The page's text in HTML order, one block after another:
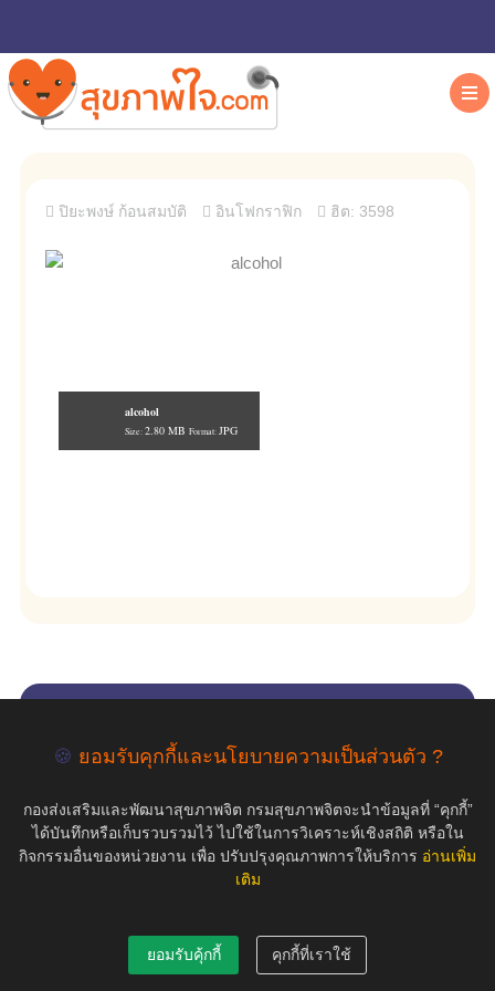
ปิยะพงษ์ ก้อนสมบัติ อินโฟกราฟิก ฮิต: 3598
alcohol
Size: 2.80 MB Format: JPG
empty
🍪 ยอมรับคุกกี้และนโยบายความเป็นส่วนตัว ?
กองส่งเสริมและพัฒนาสุขภาพจิต กรมสุขภาพจิตจะนำข้อมูลที่ “คุกกี้”
ได้บันทึกหรือเก็บรวบรวมไว้ ไปใช้ในการวิเคราะห์เชิงสถิติ หรือใน
กิจกรรมอื่นของหน่วยงาน เพื่อ ปรับปรุงคุณภาพการให้บริการ อ่านเพิ่ม
เติม
ยอมรับคุ้กกี้ คุกกี้ที่เราใช้